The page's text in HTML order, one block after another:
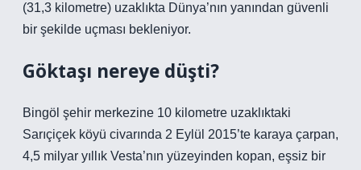
(31,3 kilometre) uzaklıkta Dünya’nın yanından güvenli
bir şekilde uçması bekleniyor.
Göktaşı nereye düşti?
Bingöl şehir merkezine 10 kilometre uzaklıktaki
Sarıçiçek köyü civarında 2 Eylül 2015’te karaya çarpan,
4,5 milyar yıllık Vesta’nın yüzeyinden kopan, eşsiz bir